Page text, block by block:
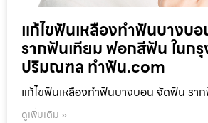
แก้ไขฟันเหลืองทำฟันบางบ
รากฟันเทียม ฟอกสีฟัน ในกรุ
ปริมณฑล ทำฟัน.com
แก้ไขฟันเหลืองทำฟันบางบอน จัดฟัน ราก
ดูเพิ่มเติม »